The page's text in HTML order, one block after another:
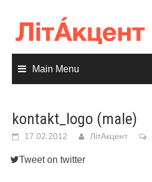
content
Main Menu
kontakt_logo (male)
17.02.2012 ЛітАкцент
Tweet on twitter